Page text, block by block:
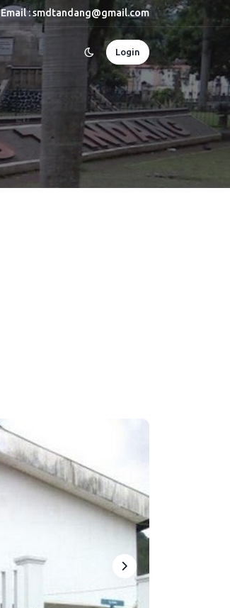
Email : smdtandang@gmail.com
Login